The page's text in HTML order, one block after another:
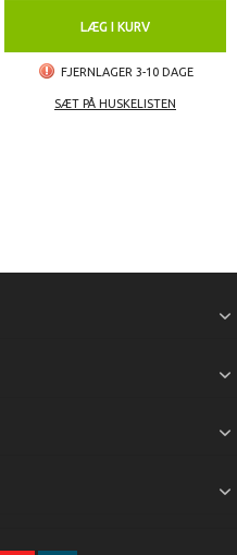
LÆG I KURV
FJERNLAGER 3-10 DAGE
SÆT PÅ HUSKELISTEN